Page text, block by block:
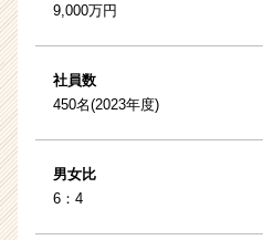
9,000万円
社員数
450名(2023年度)
男女比
6：4